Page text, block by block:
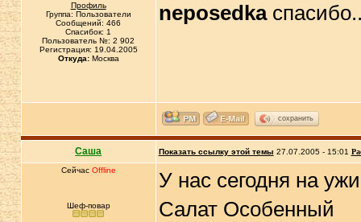
Профиль
Группа: Пользователи
Сообщений: 466
Спасибок: 1
Пользователь №: 2 902
Регистрация: 19.04.2005
Откуда:Москва
neposedka
сохранить
Саша Показать ссылку этой темы 27.07.2005 - 15:01
Сейчас Offline
Шеф-повар
У нас сегодня на
Салат Особенный